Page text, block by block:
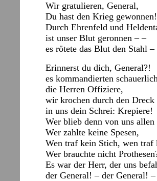
Wir gratulieren, General,
Du hast den Krieg gewonnen!
Durch Ehrenfeld und
ist unser Blut geronnen – –
es rötete das Blut den Stahl –
Erinnerst du dich, General?!
es kommandierten
die Herren Offiziere,
wir krochen durch den
in uns dein Schrei: Krepiere!
Wer blieb denn von uns
Wer zahlte keine Spesen,
Wen traf kein Stich, wen traf
Wer brauchte nicht
Es war der Herr, der uns
der General! – der General! –